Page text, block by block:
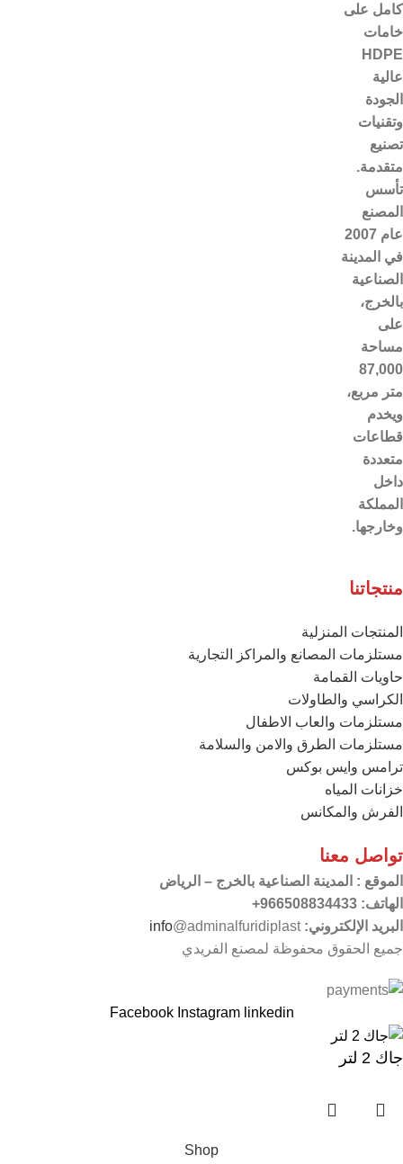
كامل على
خامات
HDPE
عالية
الجودة
وتقنيات
تصنيع
متقدمة.
تأسس
المصنع
عام 2007
في المدينة
الصناعية
بالخرج،
على
مساحة
87,000
متر مربع،
ويخدم
قطاعات
متعددة
داخل
المملكة
وخارجها.
منتجاتنا
المنتجات المنزلية
مستلزمات المصانع والمراكز التجارية
حاويات القمامة
الكراسي والطاولات
مستلزمات والعاب الاطفال
مستلزمات الطرق والامن والسلامة
ترامس وايس بوكس
خزانات المياه
الفرش والمكانس
تواصل معنا
الموقع : المدينة الصناعية بالخرج – الرياض
الهاتف: 966508834433+
البريد الإلكتروني:
info@adminalfuridiplast
جميع الحقوق محفوظة لمصنع الفريدي
Facebook Instagram linkedin
جاك 2 لتر
Shop